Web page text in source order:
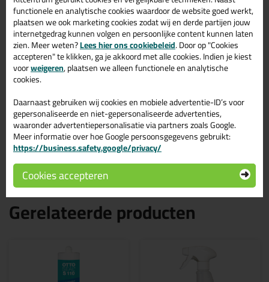
vandaag nog! Op voorraad en op werkdagen besteld = morgen in
huis.
Wil je meer weten over de toepassing en kenmerken van dit
product?Lees alles over dit product >
Tips & tricks voor Zwaluw Silicone
BB + sanitary 310ml
In de volgende blogs wordt dit product gebruikt:
Heb ik een primer nodig voor mijn Zwaluw of Den Braven
kit?
Zuurvrije siliconenkit, wat is dat?
Gerelateerde producten
functionele en analytische cookies waardoor de website goed werkt,
plaatsen we ook marketing cookies zodat wij en derde partijen jouw
internetgedrag kunnen volgen en persoonlijke content kunnen laten
zien. Meer weten?Lees hier ons cookiebeleid. Door op "Cookies
accepteren" te klikken, ga je akkoord met alle cookies. Indien je kiest
voorweigeren, plaatsen we alleen functionele en analytische
cookies.
Daarnaast gebruiken wij cookies en mobiele advertentie-ID’s voor
gepersonaliseerde en niet-gepersonaliseerde advertenties,
waaronder advertentiepersonalisatie via partners zoals Google.
Meer informatie over hoe Google persoonsgegevens gebruikt:
https://business.safety.google/privacy/
Cookies accepteren